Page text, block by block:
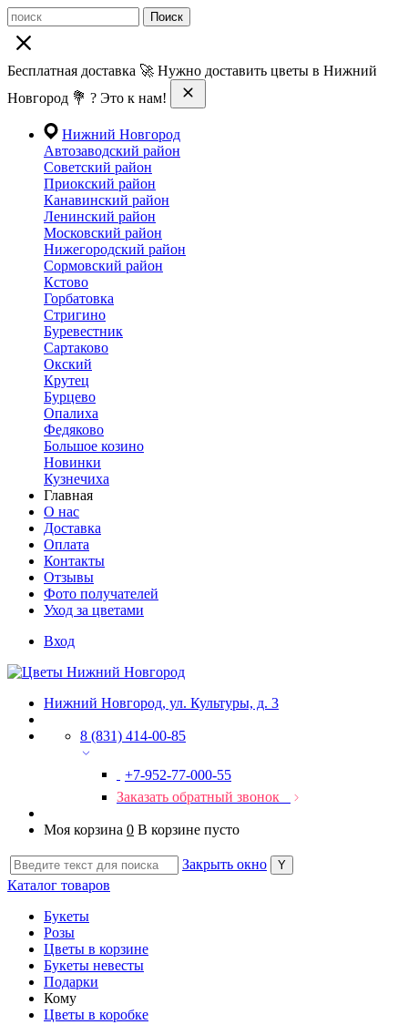
Поиск
Бесплатная доставка 🚀 Нужно доставить цветы в Нижний
Новгород 💐 ? Это к нам!
Нижний Новгород
Автозаводский район
Советский район
Приокский район
Канавинский район
Ленинский район
Московский район
Нижегородский район
Сормовский район
Кстово
Горбатовка
Стригино
Буревестник
Сартаково
Окский
Крутец
Бурцево
Опалиха
Федяково
Большое козино
Новинки
Кузнечиха
Главная
О нас
Доставка
Оплата
Контакты
Отзывы
Фото получателей
Уход за цветами
Вход
Нижний Новгород, ул. Культуры, д. 3
8 (831) 414-00-85
+7-952-77-000-55
Заказать обратный звонок
Моя корзина 0 В корзине пусто
Закрыть окно
Каталог товаров
Букеты
Розы
Цветы в корзине
Букеты невесты
Подарки
Кому
Цветы в коробке